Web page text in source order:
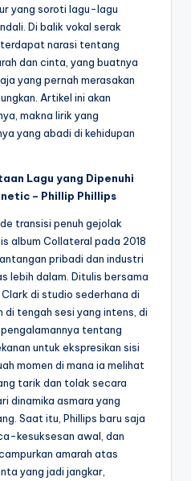
yang soroti lagu-lagu
Di balik vokal serak
terdapat narasi tentang
dan cinta, yang buatnya
yang pernah merasakan
Artikel ini akan
makna lirik yang
yang abadi di kehidupan
Lagu yang Dipenuhi
– Phillip Phillips
transisi penuh gejolak
album Collateral pada 2018
pribadi dan industri
lebih dalam. Ditulis bersama
di studio sederhana di
di tengah sesi yang intens, di
tentang
untuk ekspresikan sisi
momen di mana ia melihat
tarik dan tolak secara
dinamika asmara yang
Saat itu, Phillips baru saja
kesuksesan awal, dan
amarah atas
yang jadi jangkar,